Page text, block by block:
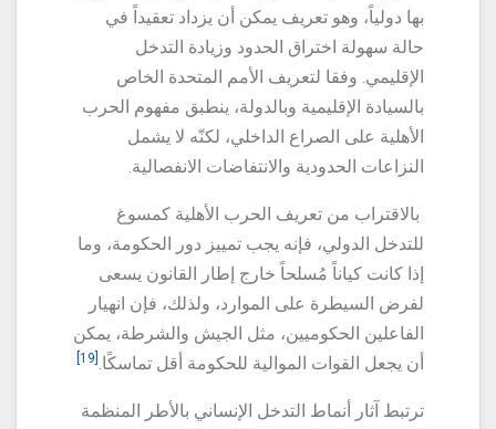
بها دولياً، وهو تعريف يمكن أن يزداد تعقيداً في
حالة سهولة اختراق الحدود وزيادة التدخل
الإقليمي. وفقا لتعريف الأمم المتحدة الخاص
بالسيادة الإقليمية وبالدولة، ينطبق مفهوم الحرب
الأهلية على الصراع الداخلي، لكنّه لا يشمل
النزاعات الحدودية والانتفاضات الانفصالية.
بالاقتراب من تعريف الحرب الأهلية كمسوغ
للتدخل الدولي، فإنه يجب تمييز دور الحكومة، وما
إذا كانت كياناً مُسلحاً خارج إطار القانون يسعى
لفرض السيطرة على الموارد، ولذلك، فإن انهيار
الفاعلين الحكوميين، مثل الجيش والشرطة، يمكن
أن يجعل القوات الموالية للحكومة أقل تماسكًا.
ترتبط آثار أنماط التدخل الإنساني بالأطر المنظمة